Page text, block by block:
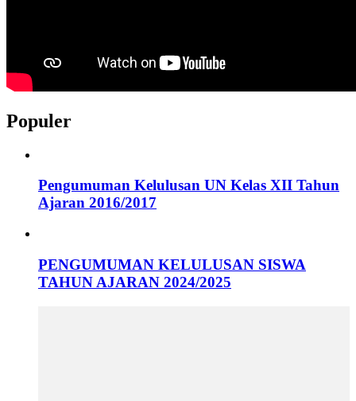
Populer
Pengumuman Kelulusan UN Kelas XII Tahun
Ajaran 2016/2017
PENGUMUMAN KELULUSAN SISWA
TAHUN AJARAN 2024/2025